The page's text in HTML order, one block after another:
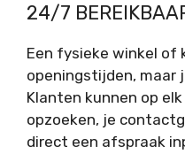
24/7
Een fysieke winkel
openingstijden, maar
Klanten kunnen op
opzoeken, je
direct een afspraak